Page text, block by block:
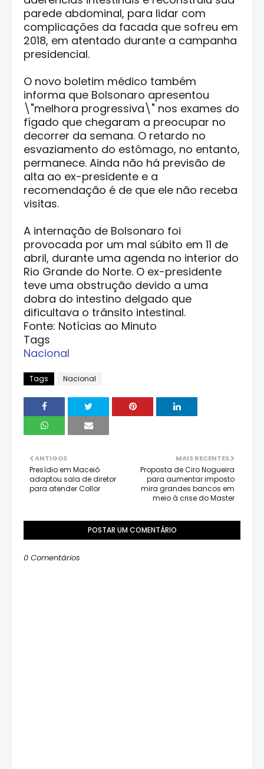
parede abdominal, para lidar com
complicações da facada que sofreu em
2018, em atentado durante a campanha
presidencial.
O novo boletim médico também
informa que Bolsonaro apresentou
\"melhora progressiva\" nos exames do
fígado que chegaram a preocupar no
decorrer da semana. O retardo no
esvaziamento do estômago, no entanto,
permanece. Ainda não há previsão de
alta ao ex-presidente e a
recomendação é de que ele não receba
visitas.
A internação de Bolsonaro foi
provocada por um mal súbito em 11 de
abril, durante uma agenda no interior do
Rio Grande do Norte. O ex-presidente
teve uma obstrução devido a uma
dobra do intestino delgado que
dificultava o trânsito intestinal.
Fonte: Notícias ao Minuto
Tags
Nacional
Tags Nacional
MAIS RECENTES
Proposta de Ciro Nogueira
para aumentar imposto
mira grandes bancos em
meio à crise do Master
ANTIGOS
Presídio em Maceió
adaptou sala de diretor
para atender Collor
POSTAR UM COMENTÁRIO
0 Comentários